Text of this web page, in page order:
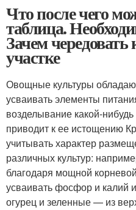
Что после чего
таблица.
Зачем
участке
Овощные культуры
усваивать элементы
возделывание какой-
приводит к ее истощению
учитывать характер
различных культур:
благодаря мощной
усваивать фосфор и калий
огурец и зеленные — из